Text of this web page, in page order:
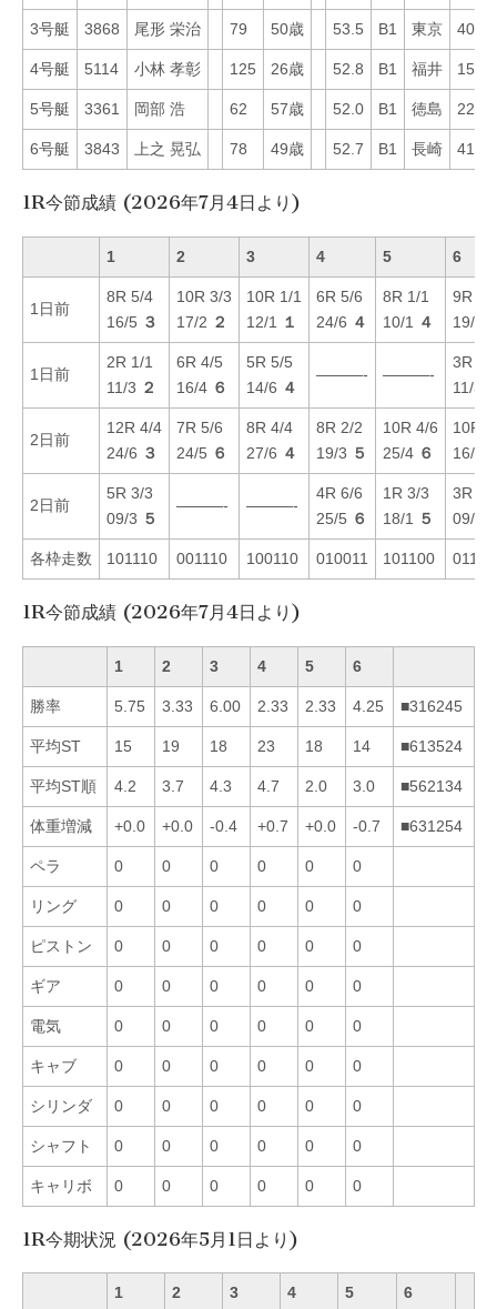
3号艇 3868 尾形 栄治 79 50歳 53.5 B1 東京 40
4号艇 5114 小林 孝彰 125 26歳 52.8 B1 福井 15
5号艇 3361 岡部 浩 62 57歳 52.0 B1 徳島 22
6号艇 3843 上之 晃弘 78 49歳 52.7 B1 長崎 41
1R今節成績 (2026年7月4日より)
1 2 3 4 5 6
1日前
8R 5/4
16/5 ３
10R 3/3
17/2 ２
10R 1/1
12/1
１
6R 5/6
24/6 ４
8R 1/1
10/1
４
9R 4/
19/4
1日前
2R 1/1
11/3 ２
6R 4/5
16/4 ６
5R 5/5
14/6 ４
———- ———-
3R 2/
11/3
2日前
12R 4/4
24/6 ３
7R 5/6
24/5 ６
8R 4/4
27/6 ４
8R 2/2
19/3 ５
10R 4/6
25/4 ６
10R
16/2
2日前
5R 3/3
09/3 ５
———- ———-
4R 6/6
25/5 ６
1R 3/3
18/1
５
3R 3/
09/3
各枠走数 101110 001110 100110 010011 101100
1R今節成績 (2026年7月4日より)
1 2 3 4 5 6
勝率 5.75 3.33 6.00 2.33 2.33 4.25 ■316245
平均ST 15 19 18 23 18 14 ■613524
平均ST順 4.2 3.7 4.3 4.7 2.0 3.0 ■562134
体重増減 +0.0 +0.0 -0.4 +0.7 +0.0 -0.7 ■631254
ペラ 0 0 0 0 0 0
リング 0 0 0 0 0 0
ピストン 0 0 0 0 0 0
ギア 0 0 0 0 0 0
電気 0 0 0 0 0 0
キャブ 0 0 0 0 0 0
シリンダ 0 0 0 0 0 0
シャフト 0 0 0 0 0 0
キャリボ 0 0 0 0 0 0
1R今期状況 (2026年5月1日より)
1 2 3 4 5 6